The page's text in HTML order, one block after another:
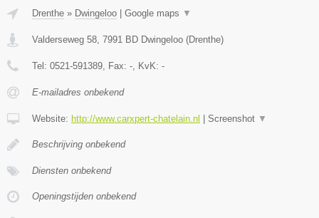
Drenthe » Dwingeloo Google maps ▼
Valderseweg 58 7991 BD Dwingeloo (Drenthe)
Tel: 0521-591389 , Fax: - , KvK: -
E-mailadres onbekend
Website: http://www.carxpert-chatelain.nl Screenshot ▼
Beschrijving onbekend
Diensten onbekend
Openingstijden onbekend